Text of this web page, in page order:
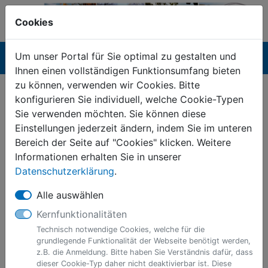
Cookies
Um unser Portal für Sie optimal zu gestalten und
Ihnen einen vollständigen Funktionsumfang bieten
zu können, verwenden wir Cookies. Bitte
konfigurieren Sie individuell, welche Cookie-Typen
Sie verwenden möchten. Sie können diese
Einstellungen jederzeit ändern, indem Sie im unteren
Bereich der Seite auf "Cookies" klicken. Weitere
Informationen erhalten Sie in unserer
Datenschutzerklärung.
Alle auswählen
Kernfunktionalitäten
Technisch notwendige Cookies, welche für die
grundlegende Funktionalität der Webseite benötigt werden,
z.B. die Anmeldung. Bitte haben Sie Verständnis dafür, dass
dieser Cookie-Typ daher nicht deaktivierbar ist. Diese
Navigation ein-/ausblenden
Menü
Allgemeine Sondernutzung
Anmeldung erforderlich
Dieser Dienst steht ausschließlich
natürlichen Personen zur Verfügung. Bitte
melden Sie sich mit einem zentralen
Nutzerkonto (BundID
Informationen zur Dienstleistung